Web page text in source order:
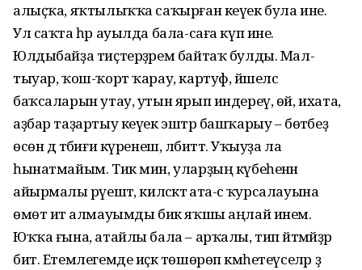
алыҫҡа, яҡтылыҡҡа саҡырған кеүек була ине.
Ул саҡта һәр ауылда бала-саға күп ине.
Юлдыбайҙа тиҫтерҙәрем байтаҡ булды. Мал-
тыуар, ҡош-ҡорт ҡарау, картуф, йәшел­сә
баҡсаларын утау, утын ярып индереү, өй, ихата,
аҙбар таҙартыу кеүек эштәр башҡарыу – бөтәбеҙ
өсөн дә тәбиғи күренеш, әлбиттә. Уҡыуҙа ла
һынатмайым. Тик мин, уларҙың күбеһенән
айырмалы рәүештә, киләсәктә ата-әсә ҡурсалауына
өмөт итә алмауымды бик яҡшы аңлай инем.
Юҡҡа ғына, атайлы бала – арҡалы, тип әйтмәйҙәр
бит. Етемлегемде иҫкә төшөрөп кәмһетеүселәр ҙә